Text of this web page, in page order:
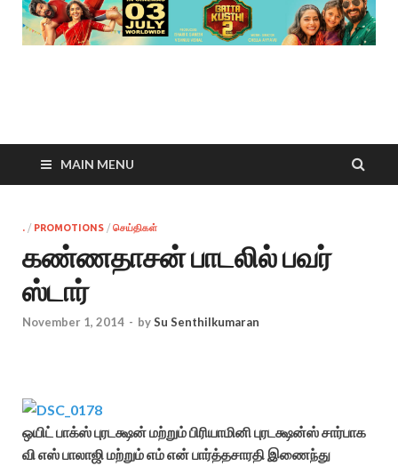
MAIN MENU
. / PROMOTIONS / செய்திகள்
கண்ணதாசன் பாடலில் பவர்
ஸ்டார்
November 1, 2014 - bySu Senthilkumaran
ஒயிட் பாக்ஸ் புரடக்ஷன் மற்றும் பிரியாமினி புரடக்ஷன்ஸ் சார்பாக
வி எஸ் பாலாஜி மற்றும் எம் என் பார்த்தசாரதி இணைந்து